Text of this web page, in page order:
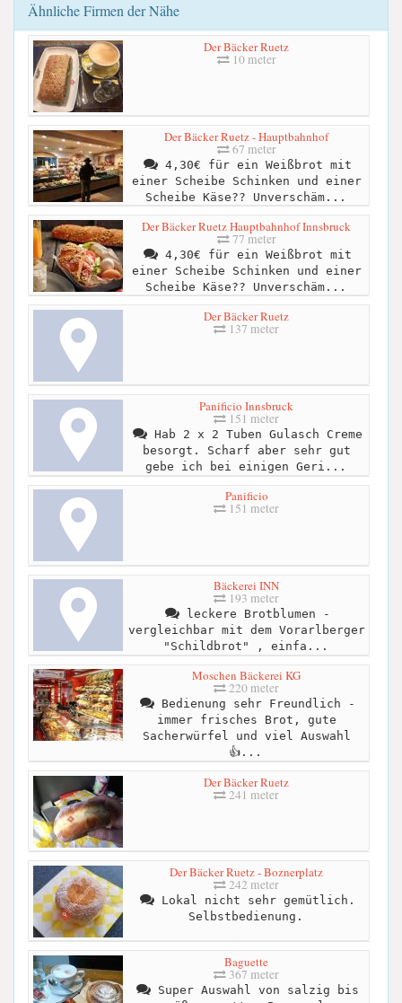
Ähnliche Firmen der Nähe
Der Bäcker Ruetz
10 meter
Der Bäcker Ruetz - Hauptbahnhof
67 meter
4,30€ für ein Weißbrot mit
einer Scheibe Schinken und einer
Scheibe Käse?? Unverschäm...
Der Bäcker Ruetz Hauptbahnhof Innsbruck
77 meter
4,30€ für ein Weißbrot mit
einer Scheibe Schinken und einer
Scheibe Käse?? Unverschäm...
Der Bäcker Ruetz
137 meter
Panificio Innsbruck
151 meter
Hab 2 x 2 Tuben Gulasch Creme
besorgt. Scharf aber sehr gut
gebe ich bei einigen Geri...
Panificio
151 meter
Bäckerei INN
193 meter
leckere Brotblumen -
vergleichbar mit dem Vorarlberger
"Schildbrot" , einfa...
Moschen Bäckerei KG
220 meter
Bedienung sehr Freundlich -
immer frisches Brot, gute
Sacherwürfel und viel Auswahl
👍...
Der Bäcker Ruetz
241 meter
Der Bäcker Ruetz - Boznerplatz
242 meter
Lokal nicht sehr gemütlich.
Selbstbedienung.
Baguette
367 meter
Super Auswahl von salzig bis